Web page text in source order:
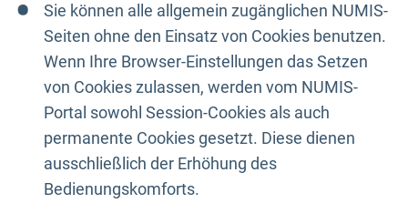
Sie können alle allgemein zugänglichen NUMIS-
Seiten ohne den Einsatz von Cookies benutzen.
Wenn Ihre Browser-Einstellungen das Setzen
von Cookies zulassen, werden vom NUMIS-
Portal sowohl Session-Cookies als auch
permanente Cookies gesetzt. Diese dienen
ausschließlich der Erhöhung des
Bedienungskomforts.